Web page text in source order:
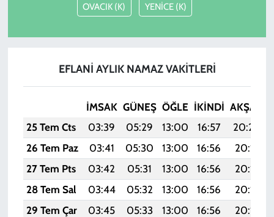
OVACIK (K) YENİCE (K)
EFLANİ AYLIK NAMAZ VAKITLERI
İMSAK GÜNEŞ ÖĞLE İKINDI AKŞAM
25 Tem Cts
03:39 05:29 13:00 16:57 20:20
26 Tem Paz
03:41 05:30 13:00 16:56 20:19
27 Tem Pts
03:42 05:31 13:00 16:56 20:19
28 Tem Sal
03:44 05:32 13:00 16:56 20:18
29 Tem Çar
03:45 05:33 13:00 16:56 20:17